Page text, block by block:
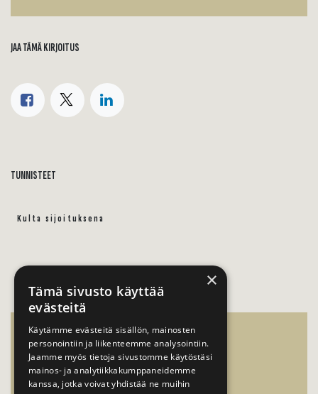
JAA TÄMÄ KIRJOITUS
TUNNISTEET
Kulta sijoituksena
OPPAAT
KULLAN MYYNTIOPAS
KULLAN SIJOITUSOPAS
×
Tämä sivusto käyttää
evästeitä
Käytämme evästeitä sisällön, mainosten
personointiin ja liikenteemme analysointiin.
Jaamme myös tietoja sivustomme käytöstäsi
mainos- ja analytiikkakumppaneidemme
kanssa, jotka voivat yhdistää ne muihin